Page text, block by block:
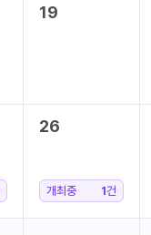
19
26
개최중 1건